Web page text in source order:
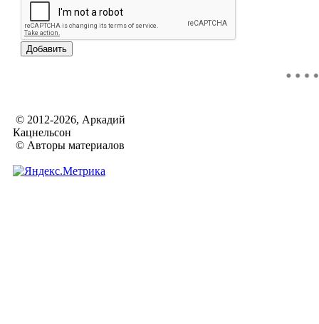
© 2012-2026, Аркадий
Кацнельсон
© Авторы материалов